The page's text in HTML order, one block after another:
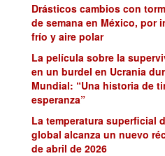
Drásticos cambios con
de semana en México, por
frío y aire polar
La película sobre la
en un burdel en Ucrania
Mundial: “Una historia de
esperanza”
La temperatura superficial
global alcanza un nuevo
de abril de 2026